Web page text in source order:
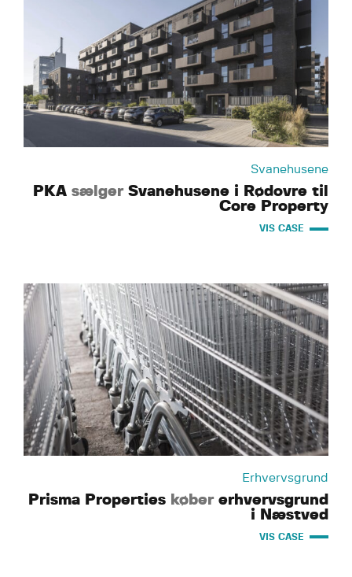
Svanehusene
PKA sælgerSvanehusene i Rødovre til
Core Property
VIS CASE
Erhvervsgrund
Prisma Properties købererhvervsgrund
i Næstved
VIS CASE